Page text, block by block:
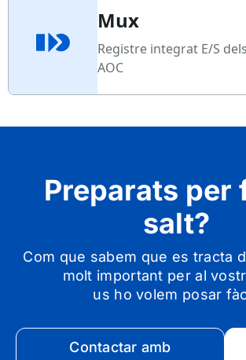
Mux
Registre integrat E/S
AOC
Preparats per
salt?
Com que sabem que es tracta
molt important per al
us ho volem posar
Contactar amb